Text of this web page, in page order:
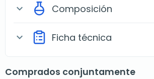
expand_more Composición
expand_more Ficha técnica
Comprados conjuntamente